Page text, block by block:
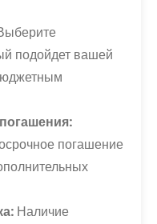
подойдет вашей
погашение
Наличие